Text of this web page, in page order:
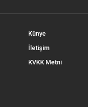
Künye
İletişim
KVKK Metni